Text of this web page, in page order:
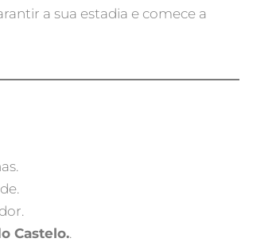
a sua estadia e comece a
Castelo..